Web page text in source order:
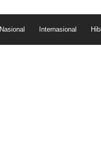
Nasional Internasional